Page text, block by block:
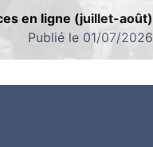
en ligne (juillet-août)
Publié le 01/07/2026